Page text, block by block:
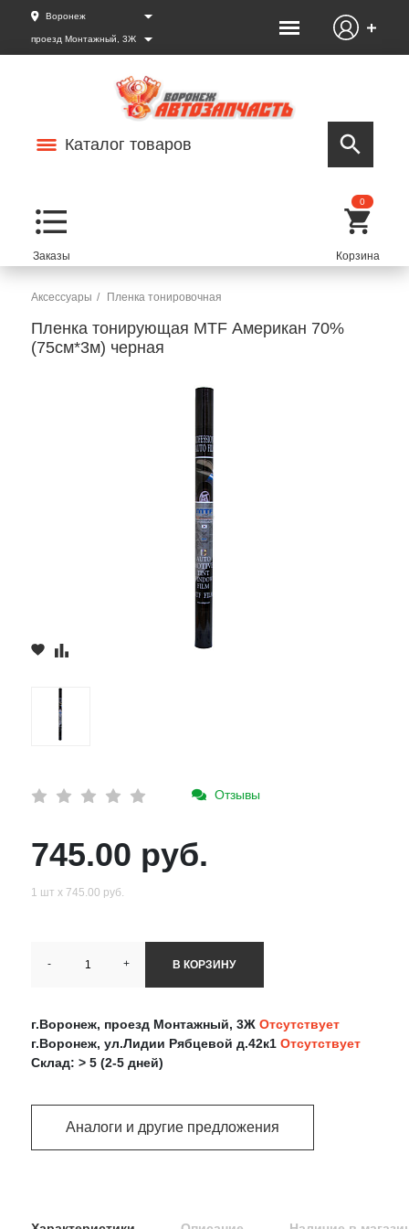
Воронеж
проезд Монтажный, 3Ж
Каталог товаров
0
Аксессуары Пленка тонировочная
Пленка тонирующая MTF Американ 70%
(75см*3м) черная
Отзывы
745.00 руб.
1 шт х 745.00 руб.
- + В КОРЗИНУ
г.Воронеж, проезд Монтажный, 3Ж Отсутствует
г.Воронеж, ул.Лидии Рябцевой д.42к1 Отсутствует
Склад: > 5 (2-5 дней)
Аналоги и другие предложения